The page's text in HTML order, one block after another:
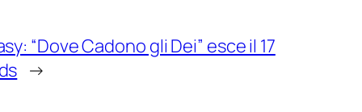
“Dove Cadono gli Dei” esce il 17
→